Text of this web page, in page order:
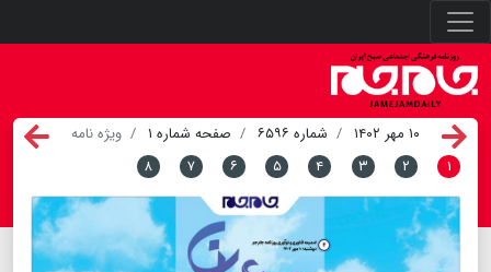
۱۰ مهر ۱۴۰۲ شماره ۶۵۹۶ صفحه شماره ۱
ویژه نامه
۱
۲ ۳ ۴ ۵ ۶ ۷ ۸